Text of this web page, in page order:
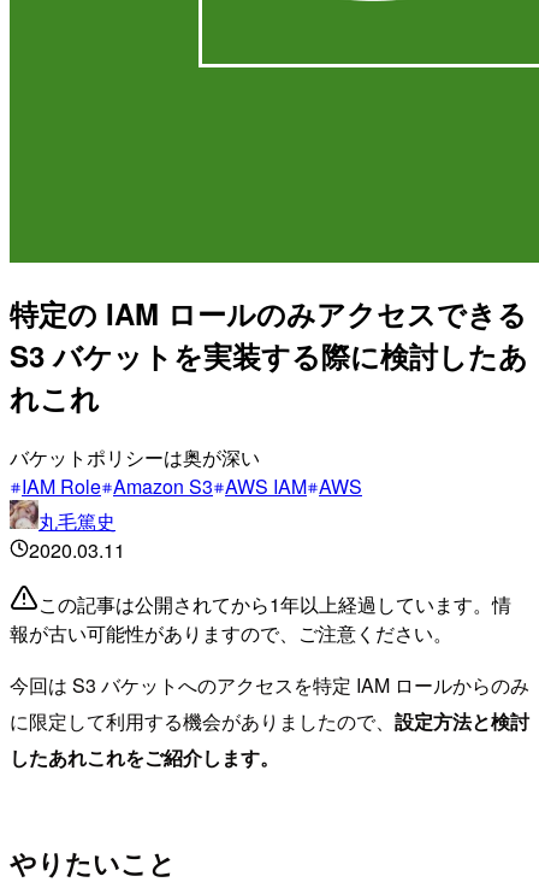
特定の IAM ロールのみアクセスできる
S3 バケットを実装する際に検討したあ
れこれ
バケットポリシーは奥が深い
IAM Role Amazon S3 AWS IAM AWS
丸毛篤史
2020.03.11
この記事は公開されてから1年以上経過しています。情
報が古い可能性がありますので、ご注意ください。
今回は S3 バケットへのアクセスを特定 IAM ロールからのみ
に限定して利用する機会がありましたので、 設定方法と検討
したあれこれをご紹介します。
やりたいこと